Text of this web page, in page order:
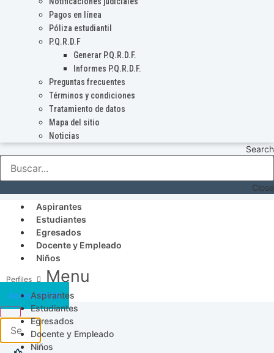
Pagos en línea
Póliza estudiantil
P.Q.R.D.F
Generar P.Q.R.D.F.
Informes P.Q.R.D.F.
Preguntas frecuentes
Términos y condiciones
Tratamiento de datos
Mapa del sitio
Noticias
Search
Close
Aspirantes
Estudiantes
Egresados
Docente y Empleado
Niños
Menu
Aspirantes
Estudiantes
Egresados
Docente y Empleado
Niños
Acceso SICAU